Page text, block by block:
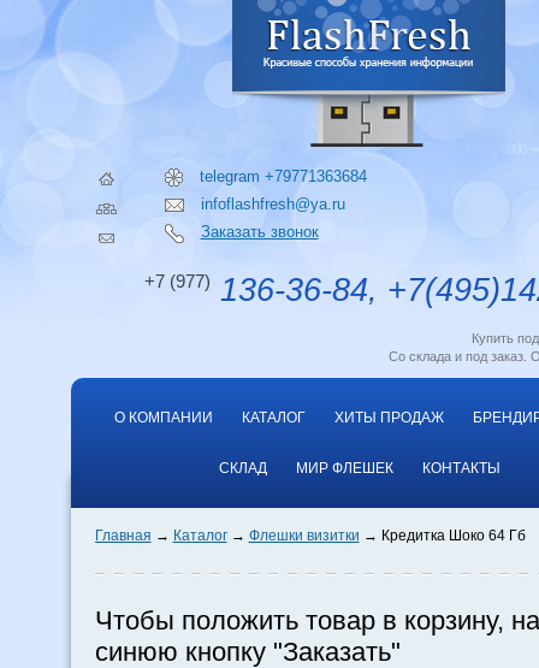
telegram +79771363684
infoflashfresh@ya.ru
Заказать звонок
+7 (977) 136-36-84,
Купить
Со склада и под заказ.
О КОМПАНИИ КАТАЛОГ ХИТЫ ПРОДАЖ
СКЛАД МИР ФЛЕШЕК КОНТАКТЫ
Главная Каталог Флешки визитки Кредитка Шоко 64 Гб
Чтобы положить товар в корзину,
синюю кнопку "Заказать"